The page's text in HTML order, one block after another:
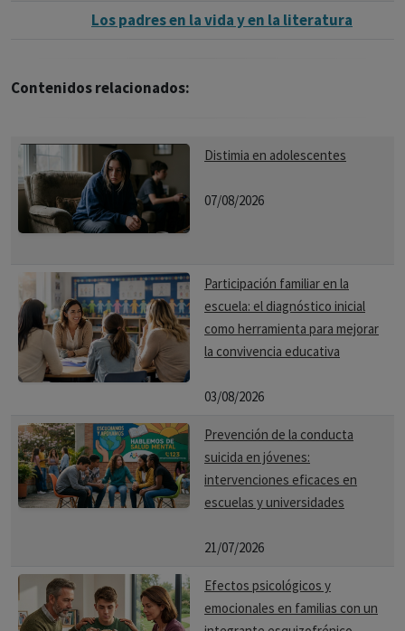
Los padres en la vida y en la literatura
Contenidos relacionados:
Distimia en adolescentes
07/08/2026
Participación familiar en la
escuela: el diagnóstico inicial
como herramienta para mejorar
la convivencia educativa
03/08/2026
Prevención de la conducta
suicida en jóvenes:
intervenciones eficaces en
escuelas y universidades
21/07/2026
Efectos psicológicos y
emocionales en familias con un